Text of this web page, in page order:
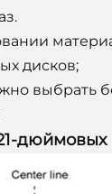
дисков;
выбрать
дюймовых